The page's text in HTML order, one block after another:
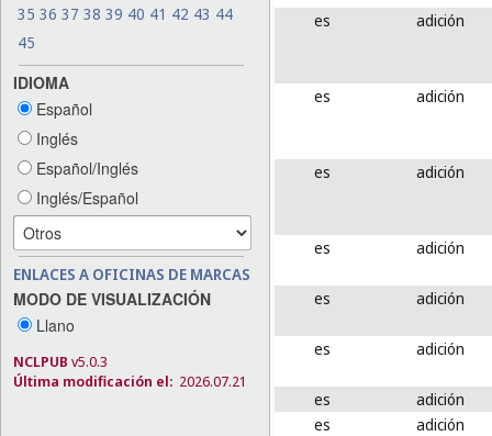
35 36 37 38 39 40 41 42 43 44
45
IDIOMA
Español
Inglés
Español/Inglés
Inglés/Español
ENLACES A OFICINAS DE MARCAS
MODO DE VISUALIZACIÓN
Llano
NCLPUB v5.0.3
Última modificación el: 2026.07.21
es adición
es adición
es adición
es adición
es adición
es adición
es
adición
es
adición